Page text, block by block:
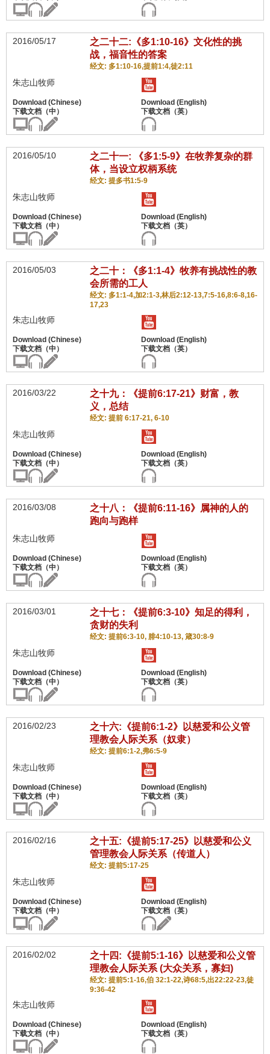
2016/05/17
之二十二:《多1:10-16》文化性的挑
战，福音性的答案
经文: 多1:10-16,提前1:4,徒2:11
朱志山牧师
2016/05/10
之二十一: 《多1:5-9》在牧养复杂的群
体，当设立权柄系统
经文: 提多书1:5-9
朱志山牧师
2016/05/03
之二十：《多1:1-4》牧养有挑战性的教
会所需的工人
经文: 多1:1-4,加2:1-3,林后2:12-13,7:5-16,8:6-8,16-
17,23
朱志山牧师
2016/03/22
之十九：《提前6:17-21》财富，教
义，总结
经文: 提前 6:17-21, 6-10
朱志山牧师
2016/03/08
之十八：《提前6:11-16》属神的人的
跑向与跑样
朱志山牧师
2016/03/01
之十七：《提前6:3-10》知足的得利，
贪财的失利
经文: 提前6:3-10, 腓4:10-13, 箴30:8-9
朱志山牧师
2016/02/23
之十六:《提前6:1-2》以慈爱和公义管
理教会人际关系（奴隶）
经文: 提前6:1-2,弗6:5-9
朱志山牧师
2016/02/16
之十五:《提前5:17-25》以慈爱和公义
管理教会人际关系（传道人）
经文: 提前5:17-25
朱志山牧师
2016/02/02
之十四:《提前5:1-16》以慈爱和公义管
理教会人际关系 (大众关系，寡妇)
经文: 提前5:1-16,伯 32:1-22,诗68:5,出22:22-23,徒
9:36-42
朱志山牧师